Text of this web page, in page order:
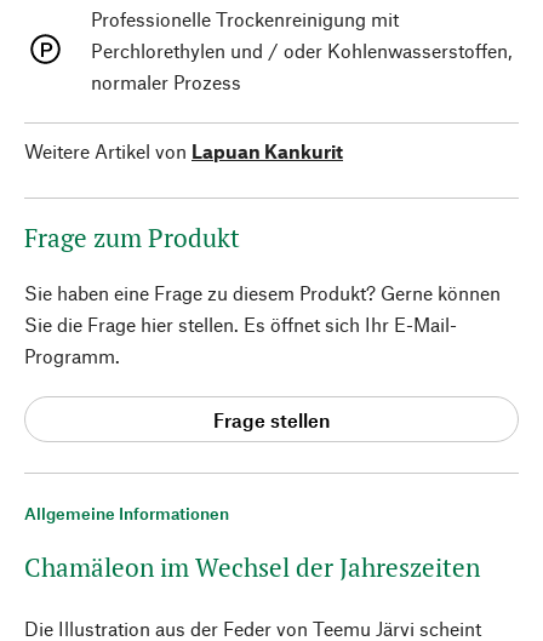
Allgemeine Informationen
Chamäleon im Wechsel der Jahreszeiten
Die Illustration aus der Feder von Teemu Järvi scheint
Professionelle Trockenreinigung mit
Perchlorethylen und / oder Kohlenwasserstoffen,
normaler Prozess
Weitere Artikel von Lapuan Kankurit
Frage zum Produkt
Sie haben eine Frage zu diesem Produkt? Gerne können
Sie die Frage hier stellen. Es öffnet sich Ihr E-Mail-
Programm.
Frage stellen